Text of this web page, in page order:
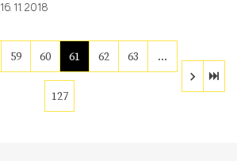
16. 11. 2018
59 60 61 62 63 …
127